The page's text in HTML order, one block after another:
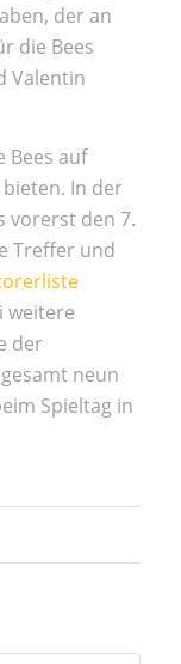
der an
die Bees
Valentin
Bees auf
In der
vorerst den 7.
Treffer und
weitere
der
neun
Spieltag in